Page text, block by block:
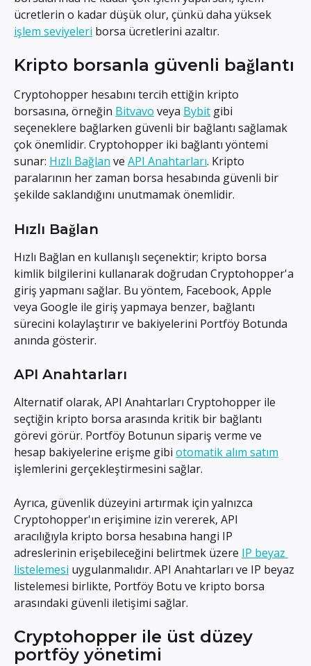
ücretlerin o kadar düşük olur, çünkü daha yüksek
işlem seviyeleri borsa ücretlerini azaltır.
Kripto borsanla güvenli bağlantı
Cryptohopper hesabını tercih ettiğin kripto
borsasına, örneğin Bitvavo veya Bybit gibi
seçeneklere bağlarken güvenli bir bağlantı sağlamak
çok önemlidir. Cryptohopper iki bağlantı yöntemi
sunar: Hızlı Bağlan ve API Anahtarları. Kripto
paralarının her zaman borsa hesabında güvenli bir
şekilde saklandığını unutmamak önemlidir.
Hızlı Bağlan
Hızlı Bağlan en kullanışlı seçenektir; kripto borsa
kimlik bilgilerini kullanarak doğrudan Cryptohopper'a
giriş yapmanı sağlar. Bu yöntem, Facebook, Apple
veya Google ile giriş yapmaya benzer, bağlantı
sürecini kolaylaştırır ve bakiyelerini Portföy Botunda
anında gösterir.
API Anahtarları
Alternatif olarak, API Anahtarları Cryptohopper ile
seçtiğin kripto borsa arasında kritik bir bağlantı
görevi görür. Portföy Botunun sipariş verme ve
hesap bakiyelerine erişme gibi otomatik alım satım
işlemlerini gerçekleştirmesini sağlar.
Ayrıca, güvenlik düzeyini artırmak için yalnızca
Cryptohopper'ın erişimine izin vererek, API
aracılığıyla kripto borsa hesabına hangi IP
adreslerinin erişebileceğini belirtmek üzere IP beyaz
listelemesi uygulanmalıdır. API Anahtarları ve IP beyaz
listelemesi birlikte, Portföy Botu ve kripto borsa
arasındaki güvenli iletişimi sağlar.
Cryptohopper ile üst düzey
portföy yönetimi